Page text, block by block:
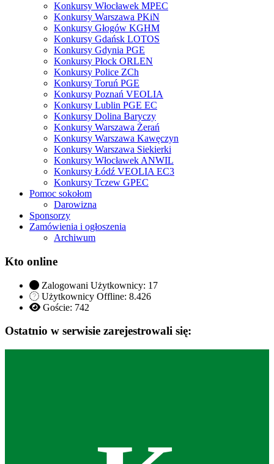
Konkursy Włocławek MPEC
Konkursy Warszawa PKiN
Konkursy Głogów KGHM
Konkursy Gdańsk LOTOS
Konkursy Gdynia PGE
Konkursy Płock ORLEN
Konkursy Police ZCh
Konkursy Toruń PGE
Konkursy Poznań VEOLIA
Konkursy Lublin PGE EC
Konkursy Dolina Baryczy
Konkursy Warszawa Żerań
Konkursy Warszawa Kawęczyn
Konkursy Warszawa Siekierki
Konkursy Włocławek ANWIL
Konkursy Łódź VEOLIA EC3
Konkursy Tczew GPEC
Pomoc sokołom
Darowizna
Sponsorzy
Zamówienia i ogłoszenia
Archiwum
Kto online
Zalogowani Użytkownicy: 17
Użytkownicy Offline: 8.426
Goście: 742
Ostatnio w serwisie zarejestrowali się: